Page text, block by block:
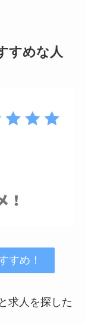
すめな人
すめ！
求人を探した